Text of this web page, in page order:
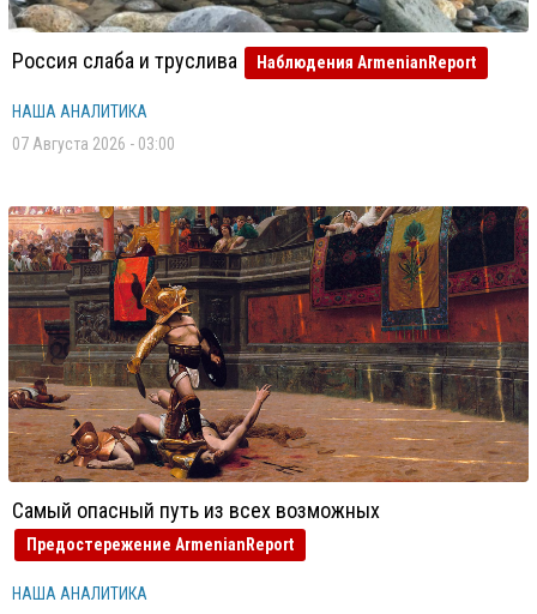
Россия слаба и труслива Наблюдения ArmenianReport
НАША АНАЛИТИКА
07 Августа 2026 - 03:00
Самый опасный путь из всех возможных
Предостережение ArmenianReport
НАША АНАЛИТИКА